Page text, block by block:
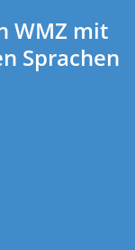
WMZ mit
Sprachen